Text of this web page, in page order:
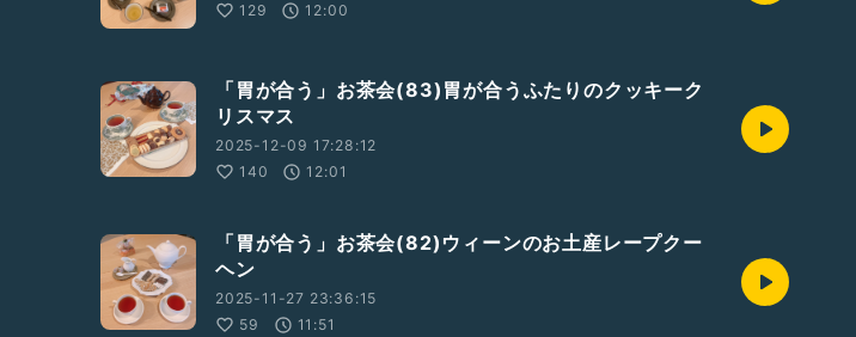
129
12:00
「胃が合う」お茶会(83)胃が合うふたりのクッキーク
リスマス
2025-12-09 17:28:12
140
12:01
「胃が合う」お茶会(82)ウィーンのお土産レープクー
ヘン
2025-11-27 23:36:15
59
11:51